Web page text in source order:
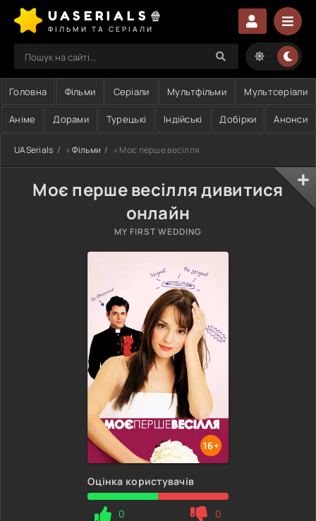
UASERIALS🍿
ФІЛЬМИ ТА СЕРІАЛИ
Головна Фільми Серіали Мультфільми Мультсеріали
Аніме Дорами Турецькі Індійські Добірки Анонси
UASerials » Фільми » Моє перше весілля
Моє перше весілля дивитися
онлайн
MY FIRST WEDDING
16+
Оцінка користувачів
0 0